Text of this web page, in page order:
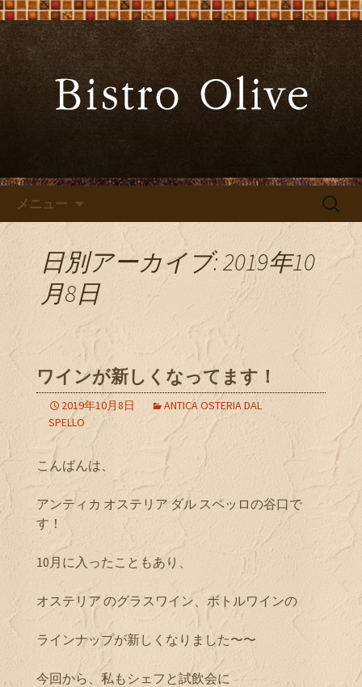
大阪難波の「Bistro Olive（ビ
ストロ オリーブ）」
大阪難波の「ビストロオリーブ」でワ
インと炭火焼料理を
メニュー
検
日別アーカイブ: 2019年10
月8日
ワインが新しくなってます！
2019年10月8日
ANTICA OSTERIA DAL
SPELLO
こんばんは、
アンティカ オステリア ダル スペッロの谷口で
す！
10月に入ったこともあり、
オステリア のグラスワイン、ボトルワインの
ラインナップが新しくなりました〜〜
今回から、私もシェフと試飲会に